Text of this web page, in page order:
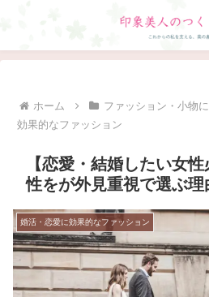
ホーム ファッション・小物
効果的なファッション
【恋愛・結婚したい女
性をが外見重視で選ぶ理
婚活・恋愛に効果的なファッション